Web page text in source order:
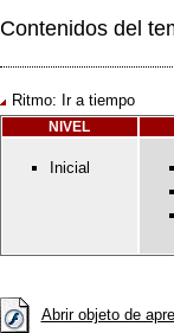
Contenidos del
Ritmo: Ir a tiempo
NIVEL
Inicial
Abrir objeto de